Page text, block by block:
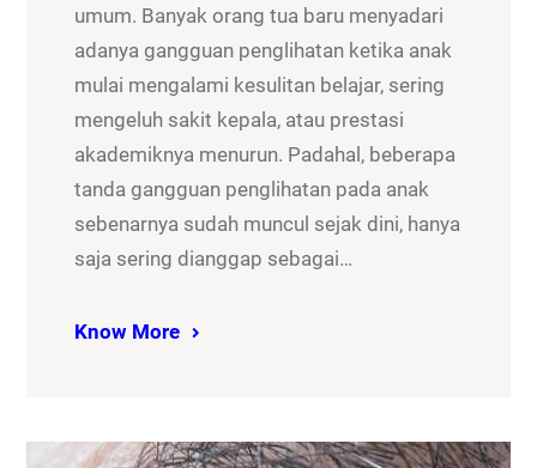
umum. Banyak orang tua baru menyadari
adanya gangguan penglihatan ketika anak
mulai mengalami kesulitan belajar, sering
mengeluh sakit kepala, atau prestasi
akademiknya menurun. Padahal, beberapa
tanda gangguan penglihatan pada anak
sebenarnya sudah muncul sejak dini, hanya
saja sering dianggap sebagai…
Know More